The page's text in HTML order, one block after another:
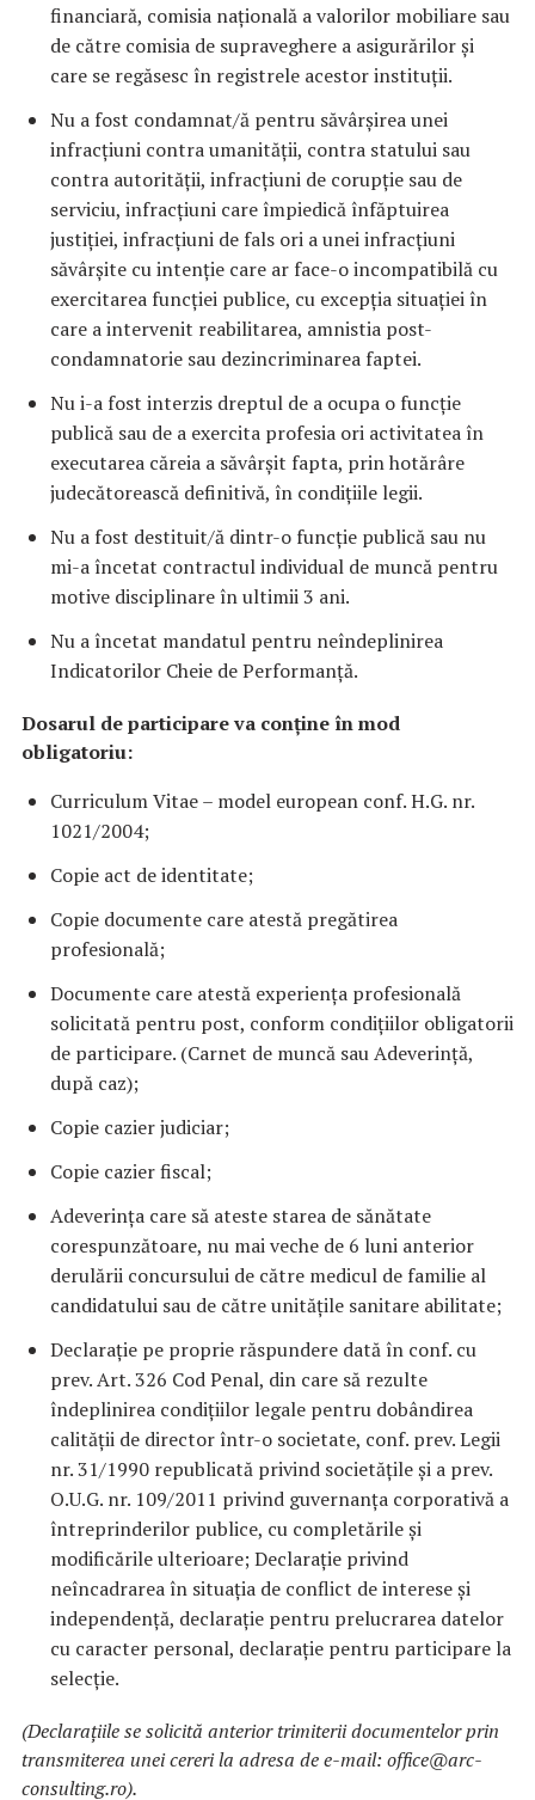
financiară, comisia naţională a valorilor mobiliare sau
de către comisia de supraveghere a asigurărilor şi
care se regăsesc în registrele acestor instituţii.
Nu a fost condamnat/ă pentru săvârşirea unei
infracţiuni contra umanităţii, contra statului sau
contra autorităţii, infracţiuni de corupţie sau de
serviciu, infracţiuni care împiedică înfăptuirea
justiţiei, infracţiuni de fals ori a unei infracţiuni
săvârşite cu intenţie care ar face-o incompatibilă cu
exercitarea funcţiei publice, cu excepţia situaţiei în
care a intervenit reabilitarea, amnistia post-
condamnatorie sau dezincriminarea faptei.
Nu i-a fost interzis dreptul de a ocupa o funcţie
publică sau de a exercita profesia ori activitatea în
executarea căreia a săvârşit fapta, prin hotărâre
judecătorească definitivă, în condiţiile legii.
Nu a fost destituit/ă dintr-o funcţie publică sau nu
mi-a încetat contractul individual de muncă pentru
motive disciplinare în ultimii 3 ani.
Nu a încetat mandatul pentru neîndeplinirea
Indicatorilor Cheie de Performanță.
Dosarul de participare va conține în mod
obligatoriu:
Curriculum Vitae – model european conf. H.G. nr.
1021/2004;
Copie act de identitate;
Copie documente care atestă pregătirea
profesională;
Documente care atestă experiența profesională
solicitată pentru post, conform condițiilor obligatorii
de participare. (Carnet de muncă sau Adeverință,
după caz);
Copie cazier judiciar;
Copie cazier fiscal;
Adeverința care să ateste starea de sănătate
corespunzătoare, nu mai veche de 6 luni anterior
derulării concursului de către medicul de familie al
candidatului sau de către unitățile sanitare abilitate;
Declarație pe proprie răspundere dată în conf. cu
prev. Art. 326 Cod Penal, din care să rezulte
îndeplinirea condițiilor legale pentru dobândirea
calității de director într-o societate, conf. prev. Legii
nr. 31/1990 republicată privind societățile și a prev.
O.U.G. nr. 109/2011 privind guvernanța corporativă a
întreprinderilor publice, cu completările și
modificările ulterioare; Declaraţie privind
neîncadrarea în situaţia de conflict de interese și
independență, declarație pentru prelucrarea datelor
cu caracter personal, declarație pentru participare la
selecție.
(Declarațiile se solicită anterior trimiterii documentelor prin
transmiterea unei cereri la adresa de e-mail: office@arc-
consulting.ro).